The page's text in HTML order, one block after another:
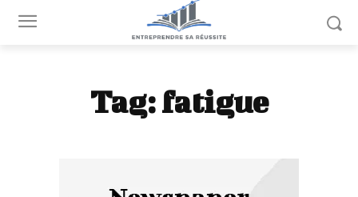
Tag:fatigue